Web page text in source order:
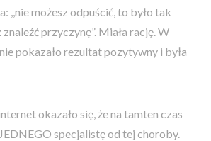
,,nie możesz odpuścić, to było tak
przyczynę”. Miała rację. W
pokazało rezultat pozytywny i była
okazało się, że na tamten czas
specjalistę od tej choroby.